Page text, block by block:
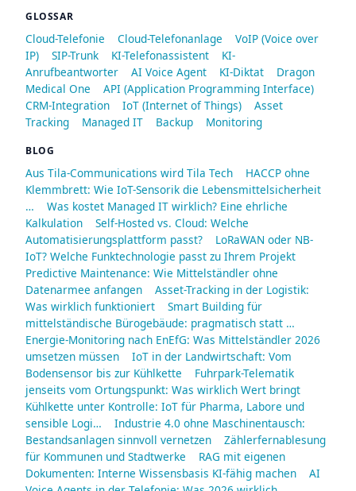
GLOSSAR
Cloud-Telefonie Cloud-Telefonanlage
VoIP (Voice over
IP)
SIP-Trunk KI-Telefonassistent
KI-
Anrufbeantworter
AI Voice Agent KI-Diktat
Dragon
Medical One
API (Application Programming Interface)
CRM-Integration
IoT (Internet of Things)
Asset
Tracking
Managed IT Backup Monitoring
BLOG
Aus Tila-Communications wird Tila Tech
HACCP ohne
Klemmbrett: Wie IoT-Sensorik die Lebensmittelsicherheit
…
Was kostet Managed IT wirklich? Eine ehrliche
Kalkulation
Self-Hosted vs. Cloud: Welche
Automatisierungsplattform passt?
LoRaWAN oder NB-
IoT? Welche Funktechnologie passt zu Ihrem Projekt
Predictive Maintenance: Wie Mittelständler ohne
Datenarmee anfangen
Asset-Tracking in der Logistik:
Was wirklich funktioniert
Smart Building für
mittelständische Bürogebäude: pragmatisch statt …
Energie-Monitoring nach EnEfG: Was Mittelständler 2026
umsetzen müssen
IoT in der Landwirtschaft: Vom
Bodensensor bis zur Kühlkette
Fuhrpark-Telematik
jenseits vom Ortungspunkt: Was wirklich Wert bringt
Kühlkette unter Kontrolle: IoT für Pharma, Labore und
sensible Logi…
Industrie 4.0 ohne Maschinentausch:
Bestandsanlagen sinnvoll vernetzen
Zählerfernablesung
für Kommunen und Stadtwerke
RAG mit eigenen
Dokumenten: Interne Wissensbasis KI-fähig machen
AI